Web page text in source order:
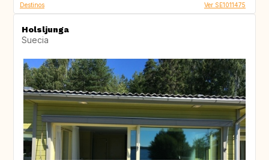
Destinos Ver SE1011475
Holsljunga
Suecia